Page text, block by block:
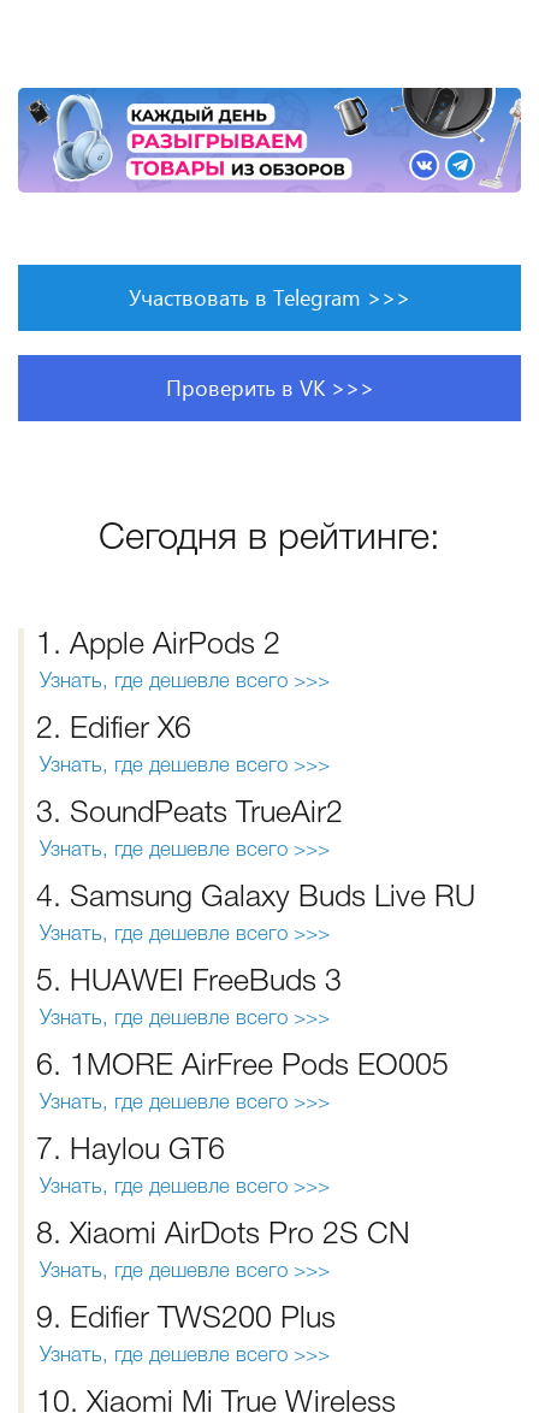
Участвовать в Telegram >>>
Проверить в VK >>>
Сегодня в рейтинге:
1. Apple AirPods 2
Узнать, где дешевле всего >>>
2. Edifier X6
Узнать, где дешевле всего >>>
3. SoundPeats TrueAir2
Узнать, где дешевле всего >>>
4. Samsung Galaxy Buds Live RU
Узнать, где дешевле всего >>>
5. HUAWEI FreeBuds 3
Узнать, где дешевле всего >>>
6. 1MORE AirFree Pods EO005
Узнать, где дешевле всего >>>
7. Haylou GT6
Узнать, где дешевле всего >>>
8. Xiaomi AirDots Pro 2S CN
Узнать, где дешевле всего >>>
9. Edifier TWS200 Plus
Узнать, где дешевле всего >>>
10. Xiaomi Mi True Wireless